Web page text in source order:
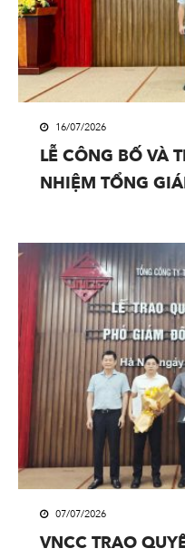
16/07/2026
LỄ CÔNG BỐ VÀ
NHIỆM TỔNG
07/07/2026
VNCC TRAO